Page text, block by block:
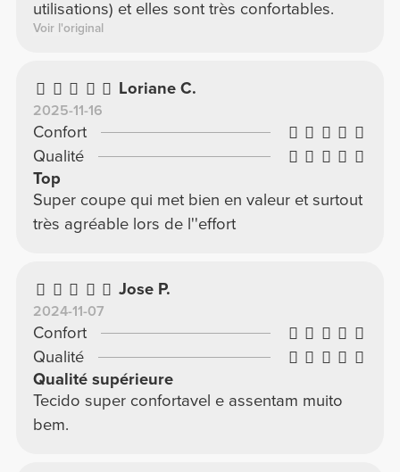
utilisations) et elles sont très confortables.
Voir l'original
Loriane C.
2025-11-16
Confort
Qualité
Top
Super coupe qui met bien en valeur et surtout
très agréable lors de l''effort
Jose P.
2024-11-07
Confort
Qualité
Qualité supérieure
Tecido super confortavel e assentam muito
bem.